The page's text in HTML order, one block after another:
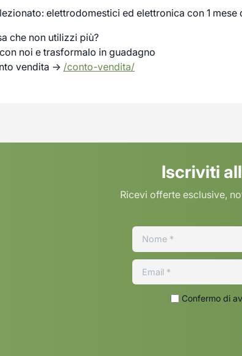
elettrodomestici ed elettronica con 1 mese
che non utilizzi più?
noi e trasformalo in guadagno
vendita → /conto-vendita/
Iscriviti
Ricevi offerte esclusive,
Confermo di